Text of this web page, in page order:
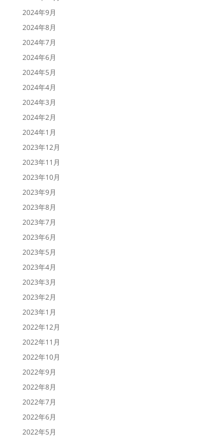
2024年9月
2024年8月
2024年7月
2024年6月
2024年5月
2024年4月
2024年3月
2024年2月
2024年1月
2023年12月
2023年11月
2023年10月
2023年9月
2023年8月
2023年7月
2023年6月
2023年5月
2023年4月
2023年3月
2023年2月
2023年1月
2022年12月
2022年11月
2022年10月
2022年9月
2022年8月
2022年7月
2022年6月
2022年5月